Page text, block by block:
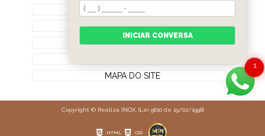
HOME
QUEM SOMOS
CONTATO
MAPA DO SITE
Copyright © Realiza INOX. (Lei 9610 de 19/02/1998)
HTML CSS
1
INICIAR CONVERSA